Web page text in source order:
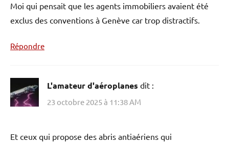
Moi qui pensait que les agents immobiliers avaient été
exclus des conventions à Genève car trop distractifs.
Répondre
L'amateur d'aéroplanes dit :
23 octobre 2025 à 11:38 AM
Et ceux qui propose des abris antiaériens qui